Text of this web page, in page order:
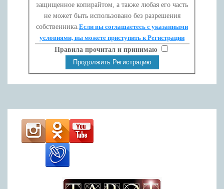
защищенное копирайтом, а также любая его часть
не может быть использовано без разрешения
собственника. Если вы соглашаетесь с указанными
условиями, вы можете приступить к Регистрации
Правила прочитал и принимаю